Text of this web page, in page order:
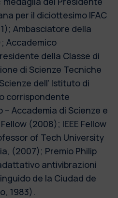
per il diciottesimo IFAC
Ambasciatore della
Accademico
della Classe di
di Scienze Tecniche
dell' Istituto di
corrispondente
– Accademia di Scienze e
(2008); IEEE Fellow
of Tech University
(2007); Premio Philip
antivibrazioni
de la Ciudad de
1983).